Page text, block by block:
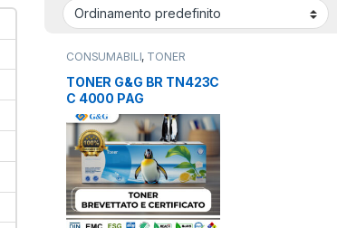
CONSUMABILI, TONER
COMPATIBILI
TONER G&G BR TN423C
C 4000 PAG